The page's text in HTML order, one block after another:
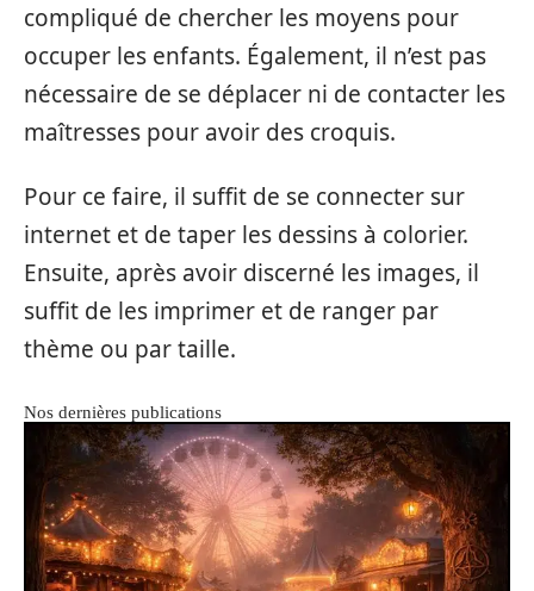
compliqué de chercher les moyens pour
occuper les enfants. Également, il n’est pas
nécessaire de se déplacer ni de contacter les
maîtresses pour avoir des croquis.
Pour ce faire, il suffit de se connecter sur
internet et de taper les dessins à colorier.
Ensuite, après avoir discerné les images, il
suffit de les imprimer et de ranger par
thème ou par taille.
Nos dernières publications